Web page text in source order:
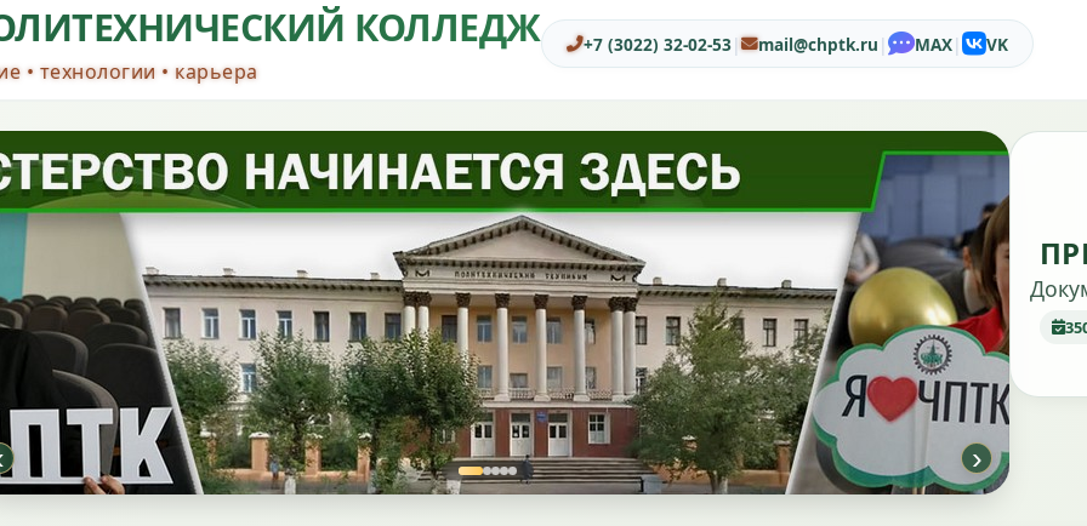
КОЛЛЕДЖ
• технологии • карьера
+7 (3022) 32-02-53| mail@chptk.ru | MAX| VK
›